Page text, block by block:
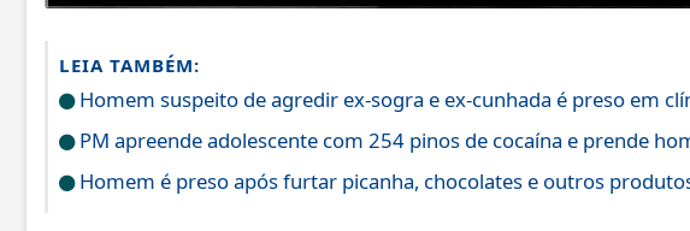
LEIA TAMBÉM:
Homem suspeito de agredir ex-sogra e ex-cunhada é preso em
PM apreende adolescente com 254 pinos de cocaína e prende
Homem é preso após furtar picanha, chocolates e outros